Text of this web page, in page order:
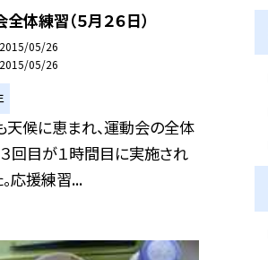
体練習（５月２６日）
2015/05/26
2015/05/26
天候に恵まれ、運動会の全体
３回目が１時間目に実施され
応援練習...